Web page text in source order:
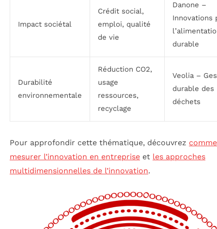
Impact sociétal
Crédit social,
emploi, qualité
de vie
Danone –
Innovations
durable
Durabilité
environnementale
Réduction CO2,
usage
ressources,
recyclage
Veolia –
durable des
déchets
Pour approfondir cette thématique, découvrez
mesurer l’innovation en entreprise et les approches
multidimensionnelles de l’innovation.